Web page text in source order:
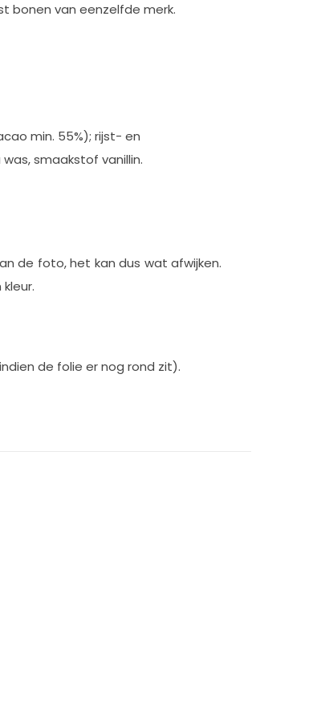
bonen van eenzelfde merk.
min. 55%); rijst- en
was, smaakstof vanillin.
de foto, het kan dus wat afwijken.
de folie er nog rond zit).